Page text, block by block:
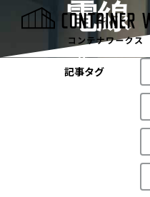
電線
tag
記事タグ